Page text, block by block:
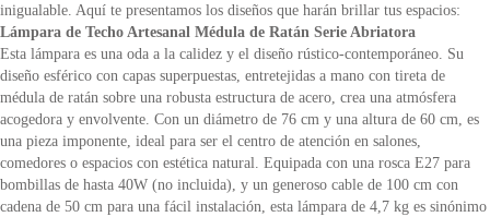
inigualable. Aquí te presentamos los diseños que harán brillar tus espacios:
Lámpara de Techo Artesanal Médula de Ratán Serie Abriatora
Esta lámpara es una oda a la calidez y el diseño rústico-contemporáneo. Su
diseño esférico con capas superpuestas, entretejidas a mano con tireta de
médula de ratán sobre una robusta estructura de acero, crea una atmósfera
acogedora y envolvente. Con un diámetro de 76 cm y una altura de 60 cm, es
una pieza imponente, ideal para ser el centro de atención en salones,
comedores o espacios con estética natural. Equipada con una rosca E27 para
bombillas de hasta 40W (no incluida), y un generoso cable de 100 cm con
cadena de 50 cm para una fácil instalación, esta lámpara de 4,7 kg es sinónimo